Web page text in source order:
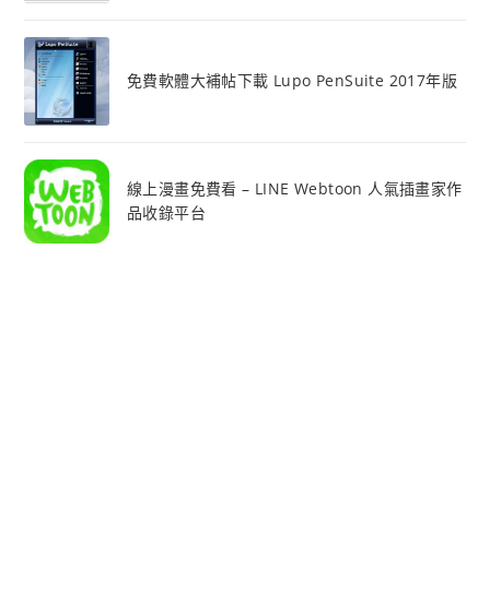
免費軟體大補帖下載 Lupo PenSuite 2017年版
線上漫畫免費看 – LINE Webtoon 人氣插畫家作
品收錄平台